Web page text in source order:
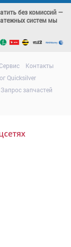
без комиссий —
систем мы
Контакты
Quicksilver
Запрос запчастей